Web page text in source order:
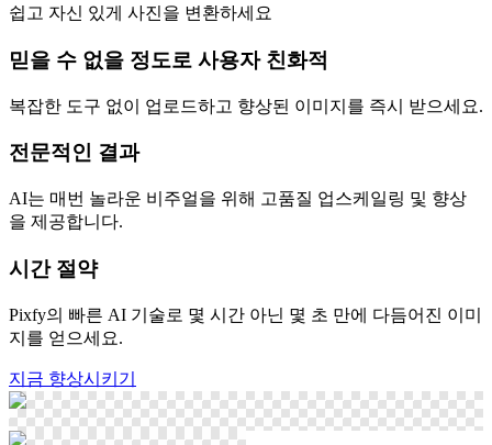
쉽고 자신 있게 사진을 변환하세요
믿을 수 없을 정도로 사용자 친화적
복잡한 도구 없이 업로드하고 향상된 이미지를 즉시 받으세요.
전문적인 결과
AI는 매번 놀라운 비주얼을 위해 고품질 업스케일링 및 향상
을 제공합니다.
시간 절약
Pixfy의 빠른 AI 기술로 몇 시간 아닌 몇 초 만에 다듬어진 이미
지를 얻으세요.
지금 향상시키기